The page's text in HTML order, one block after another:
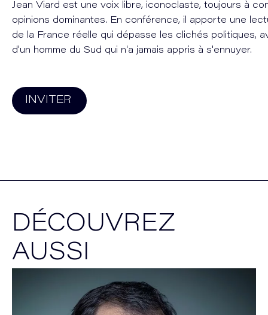
Jean Viard est une voix libre, iconoclaste, toujours à
opinions dominantes. En conférence, il apporte une
de la France réelle qui dépasse les clichés politiques,
d'un homme du Sud qui n'a jamais appris à s'ennuyer.
INVITER
DÉCOUVREZ
AUSSI